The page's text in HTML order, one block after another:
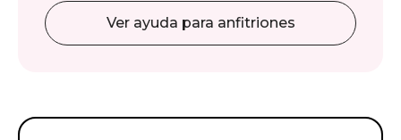
Ver ayuda para anfitriones